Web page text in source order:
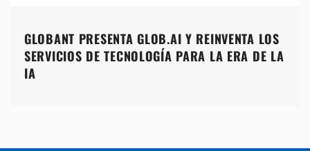
GLOBANT PRESENTA GLOB.AI Y REINVENTA LOS
SERVICIOS DE TECNOLOGÍA PARA LA ERA DE LA
IA